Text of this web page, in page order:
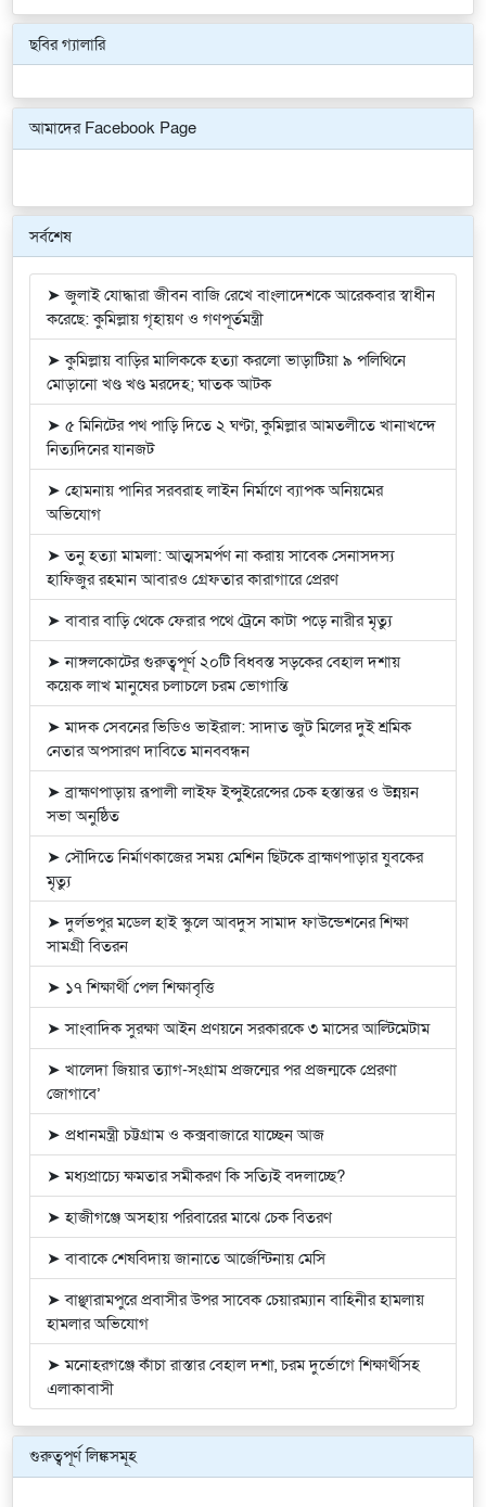
ছবির গ্যালারি
আমাদের Facebook Page
সর্বশেষ
➤ জুলাই যোদ্ধারা জীবন বাজি রেখে বাংলাদেশকে আরেকবার স্বাধীন
করেছে: কুমিল্লায় গৃহায়ণ ও গণপূর্তমন্ত্রী
➤ কুমিল্লায় বাড়ির মালিককে হত্যা করলো ভাড়াটিয়া ৯ পলিথিনে
মোড়ানো খণ্ড খণ্ড মরদেহ; ঘাতক আটক
➤ ৫ মিনিটের পথ পাড়ি দিতে ২ ঘণ্টা, কুমিল্লার আমতলীতে খানাখন্দে
নিত্যদিনের যানজট
➤ হোমনায় পানির সরবরাহ লাইন নির্মাণে ব্যাপক অনিয়মের
অভিযোগ
➤ তনু হত্যা মামলা: আত্মসমর্পণ না করায় সাবেক সেনাসদস্য
হাফিজুর রহমান আবারও গ্রেফতার কারাগারে প্রেরণ
➤ বাবার বাড়ি থেকে ফেরার পথে ট্রেনে কাটা পড়ে নারীর মৃত্যু
➤ নাঙ্গলকোটের গুরুত্বপূর্ণ ২০টি বিধবস্ত সড়কের বেহাল দশায়
কয়েক লাখ মানুষের চলাচলে চরম ভোগান্তি
➤ মাদক সেবনের ভিডিও ভাইরাল: সাদাত জুট মিলের দুই শ্রমিক
নেতার অপসারণ দাবিতে মানববন্ধন
➤ ব্রাহ্মণপাড়ায় রূপালী লাইফ ইন্সুইরেন্সের চেক হস্তান্তর ও উন্নয়ন
সভা অনুষ্ঠিত
➤ সৌদিতে নির্মাণকাজের সময় মেশিন ছিটকে ব্রাহ্মণপাড়ার যুবকের
মৃত্যু
➤ দুর্লভপুর মডেল হাই স্কুলে আবদুস সামাদ ফাউন্ডেশনের শিক্ষা
সামগ্রী বিতরন
➤ ১৭ শিক্ষার্থী পেল শিক্ষাবৃত্তি
➤ সাংবাদিক সুরক্ষা আইন প্রণয়নে সরকারকে ৩ মাসের আল্টিমেটাম
➤ খালেদা জিয়ার ত্যাগ-সংগ্রাম প্রজন্মের পর প্রজন্মকে প্রেরণা
জোগাবে’
➤ প্রধানমন্ত্রী চট্টগ্রাম ও কক্সবাজারে যাচ্ছেন আজ
➤ মধ্যপ্রাচ্যে ক্ষমতার সমীকরণ কি সত্যিই বদলাচ্ছে?
➤ হাজীগঞ্জে অসহায় পরিবারের মাঝে চেক বিতরণ
➤ বাবাকে শেষবিদায় জানাতে আর্জেন্টিনায় মেসি
➤ বাঞ্ছারামপুরে প্রবাসীর উপর সাবেক চেয়ারম্যান বাহিনীর হামলায়
হামলার অভিযোগ
➤ মনোহরগঞ্জে কাঁচা রাস্তার বেহাল দশা, চরম দুর্ভোগে শিক্ষার্থীসহ
এলাকাবাসী
গুরুত্বপূর্ণ লিঙ্কসমূহ